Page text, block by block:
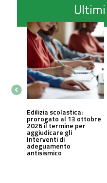
Edilizia scolastica:
prorogato al 13 ottobre
2026 il termine per
aggiudicare gli
Interventi di
adeguamento
antisismico